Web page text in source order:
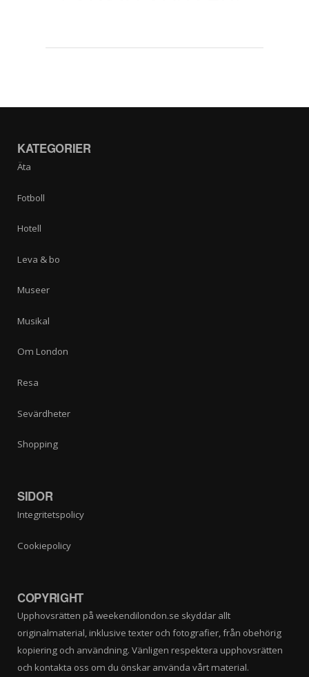
KATEGORIER
Äta
Fotboll
Hotell
Leva & bo
Museer
Musikal
Om London
Resa
Sevärdheter
Shopping
SIDOR
Integritetspolicy
Cookiepolicy
COPYRIGHT
Upphovsrätten på weekendilondon.se skyddar allt
originalmaterial, inklusive texter och fotografier, från obehörig
kopiering och användning. Vänligen respektera upphovsrätten
och kontakta oss om du önskar använda vårt material.